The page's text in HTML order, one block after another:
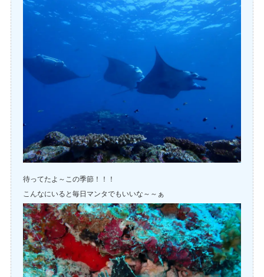
待ってたよ～この季節！！！
こんなにいると毎日マンタでもいいな～～ぁ